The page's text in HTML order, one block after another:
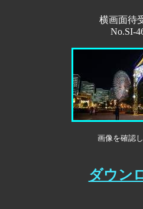
横画面待
No.SI-
画像を確認
ダウン